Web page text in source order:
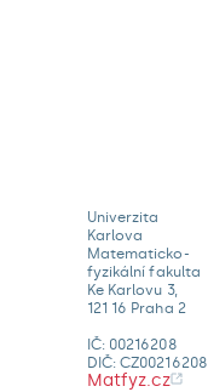
Univerzita
Karlova
Matematicko-
fyzikální fakulta
Ke Karlovu 3,
121 16 Praha 2
IČ: 00216208
DIČ: CZ00216208
Matfyz.cz